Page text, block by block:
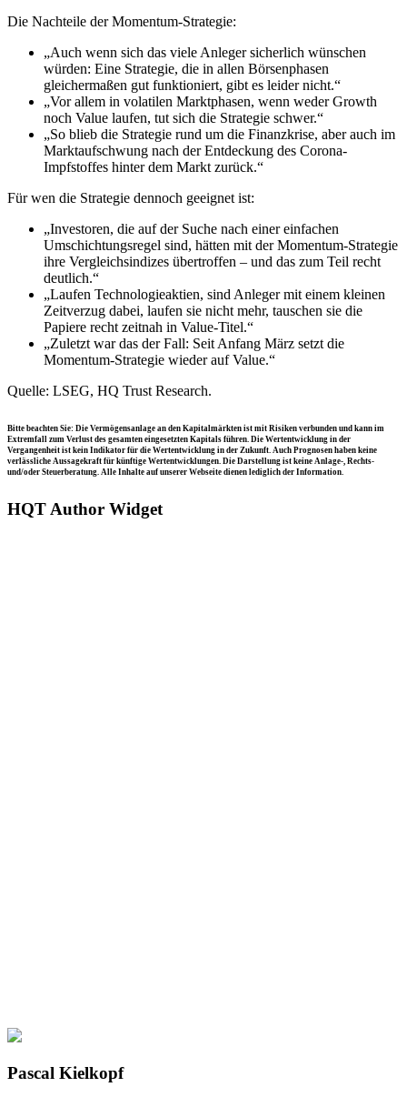
Die Nachteile der Momentum-Strategie:
„Auch wenn sich das viele Anleger sicherlich wünschen
würden: Eine Strategie, die in allen Börsenphasen
gleichermaßen gut funktioniert, gibt es leider nicht.“
„Vor allem in volatilen Marktphasen, wenn weder Growth
noch Value laufen, tut sich die Strategie schwer.“
„So blieb die Strategie rund um die Finanzkrise, aber auch im
Marktaufschwung nach der Entdeckung des Corona-
Impfstoffes hinter dem Markt zurück.“
Für wen die Strategie dennoch geeignet ist:
„Investoren, die auf der Suche nach einer einfachen
Umschichtungsregel sind, hätten mit der Momentum-Strategie
ihre Vergleichsindizes übertroffen – und das zum Teil recht
deutlich.“
„Laufen Technologieaktien, sind Anleger mit einem kleinen
Zeitverzug dabei, laufen sie nicht mehr, tauschen sie die
Papiere recht zeitnah in Value-Titel.“
„Zuletzt war das der Fall: Seit Anfang März setzt die
Momentum-Strategie wieder auf Value.“
Quelle: LSEG, HQ Trust Research.
Bitte beachten Sie: Die Vermögensanlage an den Kapitalmärkten ist mit Risiken verbunden und kann im
Extremfall zum Verlust des gesamten eingesetzten Kapitals führen. Die Wertentwicklung in der
Vergangenheit ist kein Indikator für die Wertentwicklung in der Zukunft. Auch Prognosen haben keine
verlässliche Aussagekraft für künftige Wertentwicklungen. Die Darstellung ist keine Anlage-, Rechts-
und/oder Steuerberatung. Alle Inhalte auf unserer Webseite dienen lediglich der Information.
HQT Author Widget
Pascal Kielkopf